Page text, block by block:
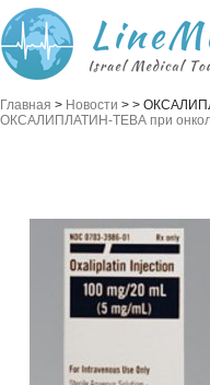
Главная > Новости >
ОКСАЛИПЛАТИН-ТЕВА при
>